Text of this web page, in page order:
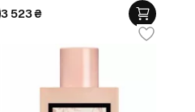
3 523₴